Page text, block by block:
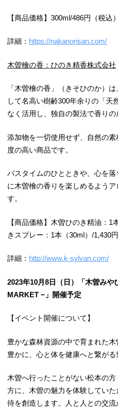
【商品価格】300ml/486円（税
詳細： https://nakanorisan.com/
木曽檜の香：ひのき精香株式会社
「木曽檜の香」（きそひのか）
して名高い樹齢300年余りの「天
なく活用し、独自の製法で香りの
添加物を一切使用せず、自然の
度の高い商品です。
バスタイムのひとときや、心を
に木曽檜の香りを楽しめるよう
す。
【商品価格】木曽ひのき精油：
きスプレー：1本（30ml）/1,430円
詳細： http://www.k-sylvan.com/
2023年10月8日（日）「木曽み
MARKET −」開催予定
【イベント開催について】
豊かな森林資源の中で育まれた
豊かに、心と体を健康へと繋がる
木曽へ行ったことがない松本の
方に、木曽の魅力を体験してい
待を創造します。人と人との交